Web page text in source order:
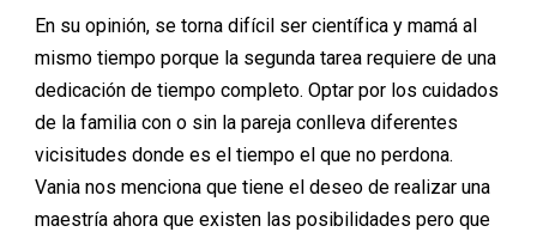
En su opinión, se torna difícil ser científica y mamá al
mismo tiempo porque la segunda tarea requiere de una
dedicación de tiempo completo. Optar por los cuidados
de la familia con o sin la pareja conlleva diferentes
vicisitudes donde es el tiempo el que no perdona.
Vania nos menciona que tiene el deseo de realizar una
maestría ahora que existen las posibilidades pero que